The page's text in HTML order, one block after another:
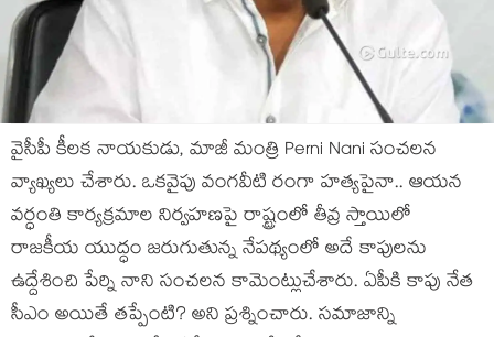
వైసీపీ కీల‌క నాయ‌కుడు, మాజీ మంత్రి Perni Nani సంచ‌ల‌న‌
వ్యాఖ్యలు చేశారు. ఒక‌వైపు వంగ‌వీటి రంగా హ‌త్య‌పైనా.. ఆయ‌న
వ‌ర్ధంతి కార్య‌క్ర‌మాల నిర్వ‌హ‌ణ‌పై రాష్ట్రంలో తీవ్ర స్తాయిలో
రాజ‌కీయ యుద్ధం జ‌రుగుతున్న నేప‌థ్యంలో అదే కాపుల‌ను
ఉద్దేశించి పేర్ని నాని సంచ‌ల‌న కామెంట్లుచేశారు. ఏపీకి కాపు నేత
సీఎం అయితే తప్పేంటి? అని ప్రశ్నించారు. సమాజాన్ని